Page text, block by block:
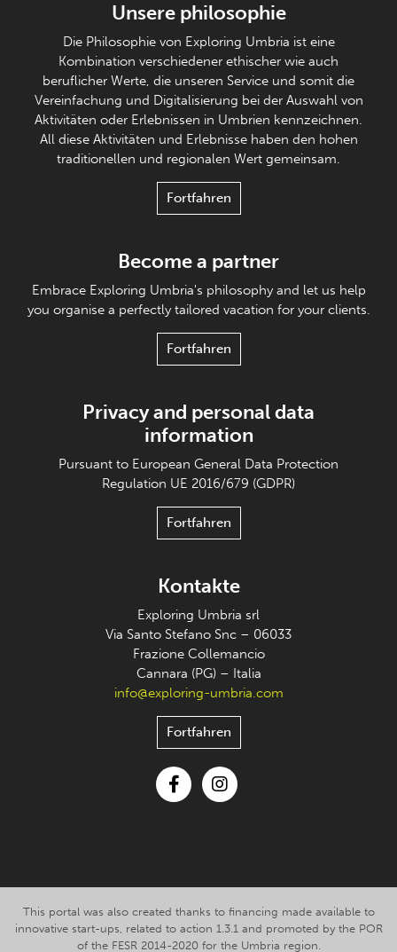
Unsere philosophie
Die Philosophie von Exploring Umbria ist eine
Kombination verschiedener ethischer wie auch
beruflicher Werte, die unseren Service und somit die
Vereinfachung und Digitalisierung bei der Auswahl von
Aktivitäten oder Erlebnissen in Umbrien kennzeichnen.
All diese Aktivitäten und Erlebnisse haben den hohen
traditionellen und regionalen Wert gemeinsam.
Fortfahren
Become a partner
Embrace Exploring Umbria's philosophy and let us help
you organise a perfectly tailored vacation for your clients.
Fortfahren
Privacy and personal data
information
Pursuant to European General Data Protection
Regulation UE 2016/679 (GDPR)
Fortfahren
Kontakte
Exploring Umbria srl
Via Santo Stefano Snc – 06033
Frazione Collemancio
Cannara (PG) – Italia
info@exploring-umbria.com
Fortfahren
This portal was also created thanks to financing made available to
innovative start-ups, related to action 1.3.1 and promoted by the POR
of the FESR 2014-2020 for the Umbria region.